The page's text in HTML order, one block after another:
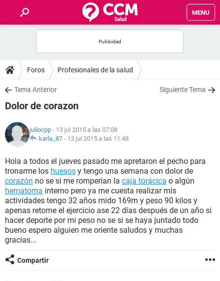
MENU
FOROS
SALUD
NUTRICIÓN
BIENESTAR
SEXUALIDAD
GLOSARIO
Foros Profesionales de la salud
Tema Anterior Siguiente Tema
Dolor de corazon
juliocpp - 13 jul 2015 a las 07:08
karla_87 - 13 jul 2015 a las 11:48
Hola a todos el jueves pasado me apretaron el pecho para
tronarme los huesos y tengo una semana con dolor de
corazón no se si me romperían la caja torácica o algún
hematoma interno pero ya me cuesta realizar mis
actividades tengo 32 años mido 169m y peso 90 kilos y
apenas retome el ejercicio ase 22 días después de un año si
hacer deporte por mi peso no se si se haya juntado todo
bueno espero alguien me oriente saludos y muchas
gracias...
Compartir